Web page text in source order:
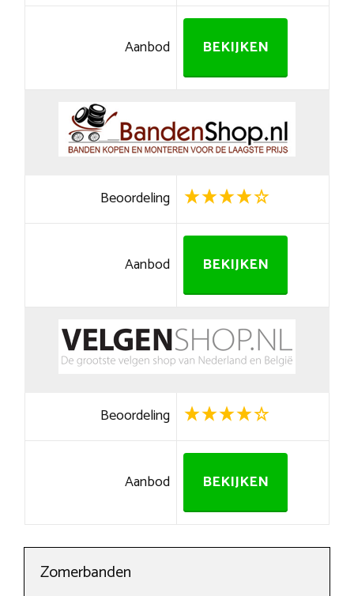
Aanbod BEKIJKEN
Beoordeling
Aanbod BEKIJKEN
Beoordeling
Aanbod BEKIJKEN
Zomerbanden